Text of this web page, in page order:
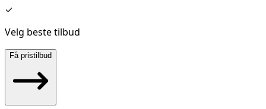
✓
Velg beste tilbud
Få pristilbud